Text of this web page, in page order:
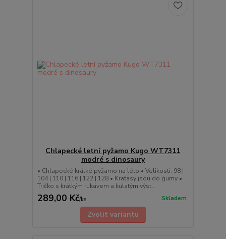
Chlapecké letní pyžamo Kugo WT7311
modré s dinosaury
• Chlapecké krátké pyžamo na léto • Velikosti: 98 |
104 | 110 | 116 | 122 | 128 • Kraťasy jsou do gumy •
Tričko s krátkým rukávem a kulatým výst...
289,00 Kč/ks Skladem
Zvolit variantu